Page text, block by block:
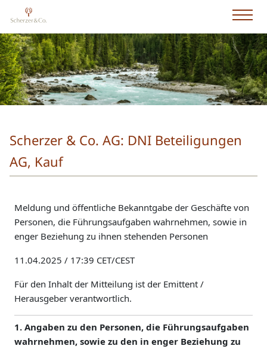
Scherzer & Co. AG: DNI Beteiligungen
AG, Kauf
Meldung und öffentliche Bekanntgabe der Geschäfte von
Personen, die Führungsaufgaben wahrnehmen, sowie in
enger Beziehung zu ihnen stehenden Personen
11.04.2025 / 17:39 CET/CEST
Für den Inhalt der Mitteilung ist der Emittent /
Herausgeber verantwortlich.
1. Angaben zu den Personen, die Führungsaufgaben
wahrnehmen, sowie zu den in enger Beziehung zu